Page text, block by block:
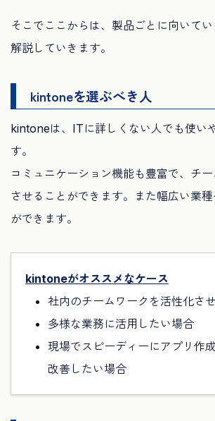
そこでここからは、製品ごとに向いて
解説していきます。
kintoneを選ぶべき人
kintoneは、ITに詳しくない人でも使い
す。
コミュニケーション機能も豊富で、チ
させることができます。また幅広い業
ができます。
kintoneがオススメなケース
社内のチームワークを活性化さ
多様な業務に活用したい場合
現場でスピーディーにアプリ作
改善したい場合